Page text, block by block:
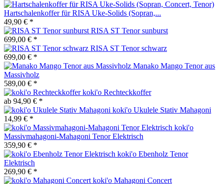
Hartschalenkoffer für RISA Uke-Solids (Sopran,...
49,90 € *
RISA ST Tenor sunburst
699,00 € *
RISA ST Tenor schwarz
699,00 € *
Manako Mango Tenor aus
Massivholz
589,00 € *
koki'o Rechteckkoffer
ab 94,90 € *
koki'o Ukulele Stativ Mahagoni
14,99 € *
koki'o
Massivmahagoni-Mahagoni Tenor Elektrisch
359,90 € *
koki'o Ebenholz Tenor
Elektrisch
269,90 € *
koki'o Mahagoni Concert